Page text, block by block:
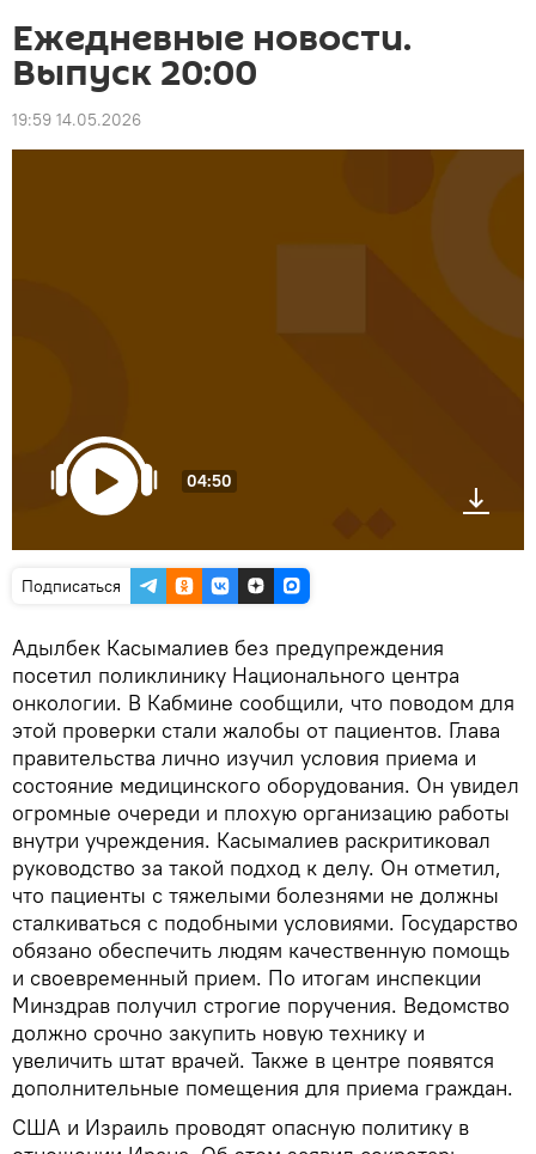
Ежедневные новости.
Выпуск 20:00
19:59 14.05.2026
04:50
Подписаться
Адылбек Касымалиев без предупреждения
посетил поликлинику Национального центра
онкологии. В Кабмине сообщили, что поводом для
этой проверки стали жалобы от пациентов. Глава
правительства лично изучил условия приема и
состояние медицинского оборудования. Он увидел
огромные очереди и плохую организацию работы
внутри учреждения. Касымалиев раскритиковал
руководство за такой подход к делу. Он отметил,
что пациенты с тяжелыми болезнями не должны
сталкиваться с подобными условиями. Государство
обязано обеспечить людям качественную помощь
и своевременный прием. По итогам инспекции
Минздрав получил строгие поручения. Ведомство
должно срочно закупить новую технику и
увеличить штат врачей. Также в центре появятся
дополнительные помещения для приема граждан.
США и Израиль проводят опасную политику в